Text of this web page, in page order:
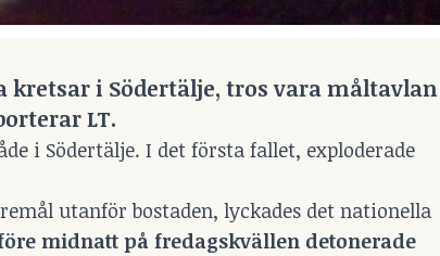
i Södertälje, tros vara måltavlan
LT.
i Södertälje. I det första fallet, exploderade
utanför bostaden, lyckades det nationella
midnatt på fredagskvällen detonerade